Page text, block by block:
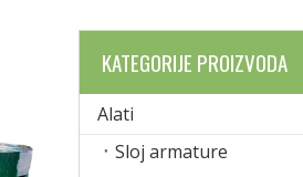
KATEGORIJE PROIZVODA
Alati
Sloj armature